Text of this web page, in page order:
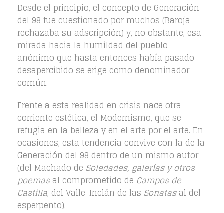
Desde el principio, el concepto de Generación
del 98 fue cuestionado por muchos (Baroja
rechazaba su adscripción) y, no obstante, esa
mirada hacia la humildad del pueblo
anónimo que hasta entonces había pasado
desapercibido se erige como denominador
común.
Frente a esta realidad en crisis nace otra
corriente estética, el Modernismo, que se
refugia en la belleza y en el arte por el arte. En
ocasiones, esta tendencia convive con la de la
Generación del 98 dentro de un mismo autor
(del Machado de Soledades, galerías y otros
poemasal comprometido de Campos de
Castilla, del Valle-Inclán de las Sonatasal del
esperpento).